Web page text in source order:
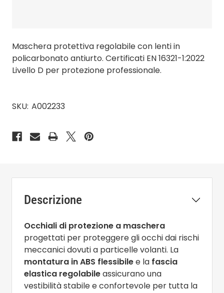
Maschera protettiva regolabile con lenti in
policarbonato antiurto. Certificati EN 16321-1:2022
Livello D per protezione professionale.
SKU: A002233
Descrizione
Occhiali di protezione a maschera
progettati per proteggere gli occhi dai rischi
meccanici dovuti a particelle volanti. La
montatura in ABS flessibilee la fascia
elastica regolabileassicurano una
vestibilità stabile e confortevole per tutta la